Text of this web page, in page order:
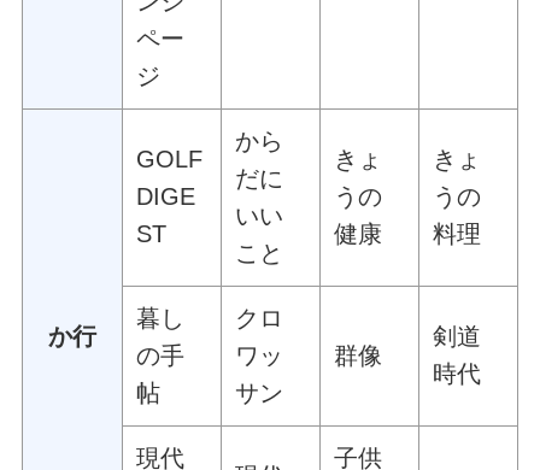
ペー
ジ
か行
GOLF
DIGE
ST
から
だに
いい
こと
きょ
うの
健康
きょ
うの
料理
暮し
の手
帖
クロ
ワッ
サン
群像
剣道
時代
現代
子供